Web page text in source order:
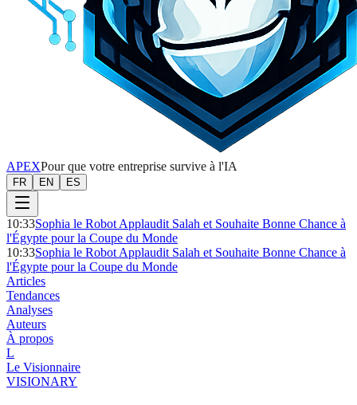
APEXPour que votre entreprise survive à l'IA
FR EN ES
10:33Sophia le Robot Applaudit Salah et Souhaite Bonne Chance à
l'Égypte pour la Coupe du Monde
10:33Sophia le Robot Applaudit Salah et Souhaite Bonne Chance à
l'Égypte pour la Coupe du Monde
Articles
Tendances
Analyses
Auteurs
À propos
L
Le Visionnaire
VISIONARY